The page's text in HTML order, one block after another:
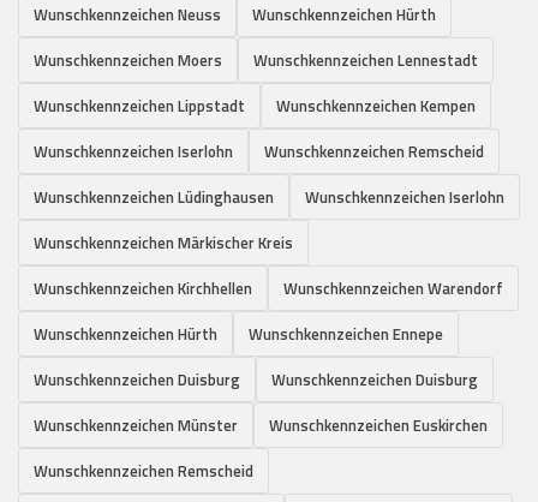
Wunschkennzeichen Neuss
Wunschkennzeichen Hürth
Wunschkennzeichen Moers
Wunschkennzeichen Lennestadt
Wunschkennzeichen Lippstadt
Wunschkennzeichen Kempen
Wunschkennzeichen Iserlohn
Wunschkennzeichen Remscheid
Wunschkennzeichen Lüdinghausen
Wunschkennzeichen Iserlohn
Wunschkennzeichen Märkischer Kreis
Wunschkennzeichen Kirchhellen
Wunschkennzeichen Warendorf
Wunschkennzeichen Hürth
Wunschkennzeichen Ennepe
Wunschkennzeichen Duisburg
Wunschkennzeichen Duisburg
Wunschkennzeichen Münster
Wunschkennzeichen Euskirchen
Wunschkennzeichen Remscheid